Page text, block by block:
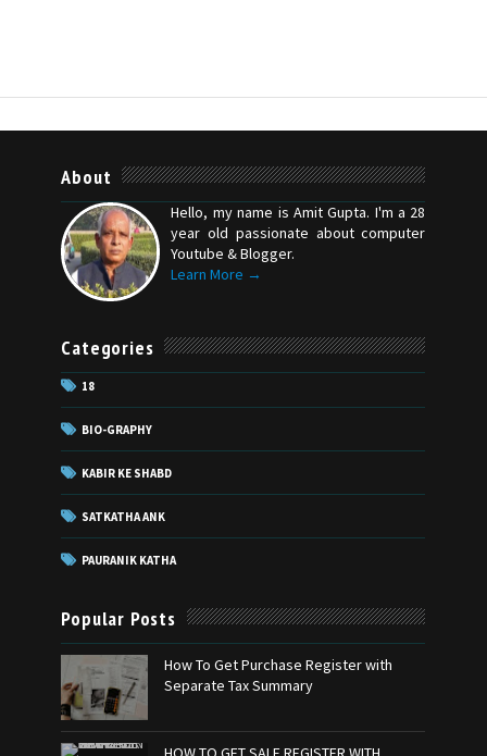
About
Hello, my name is Amit Gupta. I'm a 28
year old passionate about computer
Youtube & Blogger.
Learn More →
Categories
18
BIO-GRAPHY
KABIR KE SHABD
SATKATHA ANK
PAURANIK KATHA
Popular Posts
How To Get Purchase Register with
Separate Tax Summary